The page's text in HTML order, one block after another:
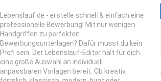
Lebenslauf.de - erstelle schnell & einfach eine
professionelle Bewerbung! Mit nur wenigen
Handgriffen zu perfekten
Bewerbungsunterlagen? Dafür musst du kein
Profi sein. Der Lebenslauf-Editor hält für dich
eine große Auswahl an individuell
anpassbaren Vorlagen bereit. Ob kreativ,